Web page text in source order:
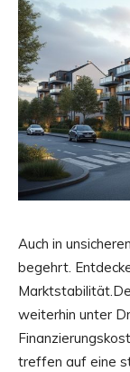
Auch in
begehrt.
weiterhin unter
treffen auf eine